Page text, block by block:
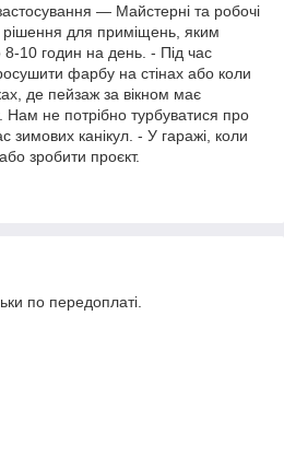
— Майстерні та робочі
для приміщень, яким
8-10 годин на день. - Під час
фарбу на стінах або коли
де пейзаж за вікном має
Нам не потрібно турбуватися про
зимових канікул. - У гаражі, коли
зробити проєкт.
по передоплаті.